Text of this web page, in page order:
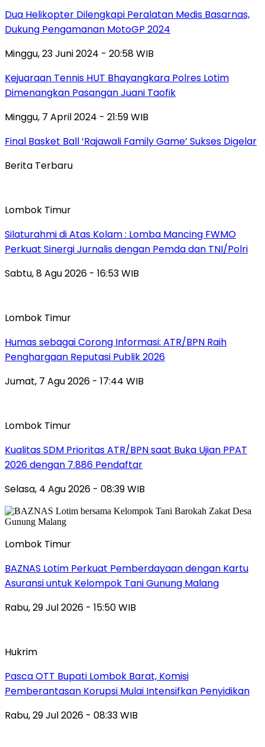
Dua Helikopter Dilengkapi Peralatan Medis Basarnas,
Dukung Pengamanan MotoGP 2024
Minggu, 23 Juni 2024 - 20:58 WIB
Kejuaraan Tennis HUT Bhayangkara Polres Lotim
Dimenangkan Pasangan Juani Taofik
Minggu, 7 April 2024 - 21:59 WIB
Final Basket Ball ‘Rajawali Family Game’ Sukses Digelar
Berita Terbaru
Lombok Timur
Silaturahmi di Atas Kolam : Lomba Mancing FWMO
Perkuat Sinergi Jurnalis dengan Pemda dan TNI/Polri
Sabtu, 8 Agu 2026 - 16:53 WIB
Lombok Timur
Humas sebagai Corong Informasi: ATR/BPN Raih
Penghargaan Reputasi Publik 2026
Jumat, 7 Agu 2026 - 17:44 WIB
Lombok Timur
Kualitas SDM Prioritas ATR/BPN saat Buka Ujian PPAT
2026 dengan 7.886 Pendaftar
Selasa, 4 Agu 2026 - 08:39 WIB
Lombok Timur
BAZNAS Lotim Perkuat Pemberdayaan dengan Kartu
Asuransi untuk Kelompok Tani Gunung Malang
Rabu, 29 Jul 2026 - 15:50 WIB
Hukrim
Pasca OTT Bupati Lombok Barat, Komisi
Pemberantasan Korupsi Mulai Intensifkan Penyidikan
Rabu, 29 Jul 2026 - 08:33 WIB